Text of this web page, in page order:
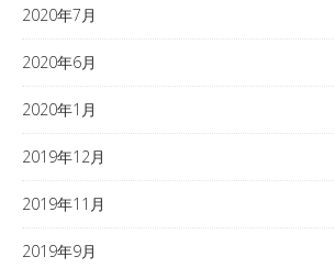
2020年7月
2020年6月
2020年1月
2019年12月
2019年11月
2019年9月